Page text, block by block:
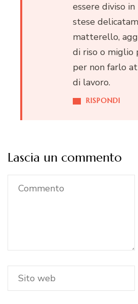
RISPONDI
essere diviso
stese
matterello,
di riso o miglio
per non farlo
di lavoro.
Lascia un commento